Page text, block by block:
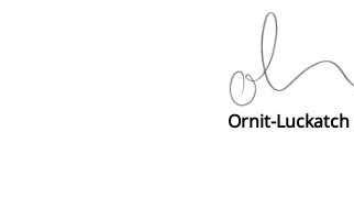
Ornit-Luckatch